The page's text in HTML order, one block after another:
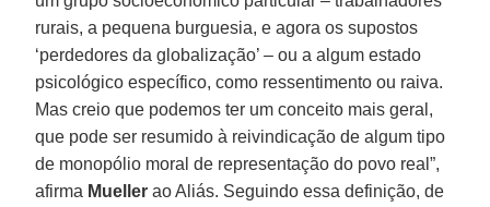
rurais, a pequena burguesia, e agora os supostos
‘perdedores da globalização’ – ou a algum estado
psicológico específico, como ressentimento ou raiva.
Mas creio que podemos ter um conceito mais geral,
que pode ser resumido à reivindicação de algum tipo
de monopólio moral de representação do povo real”,
afirma Mueller ao Aliás. Seguindo essa definição, de